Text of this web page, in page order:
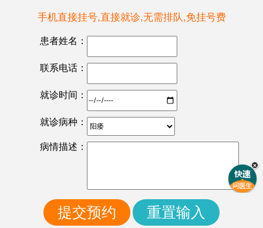
手机直接挂号,直接就诊,无需排队,免挂号费
患者姓名：
联系电话：
就诊时间：
就诊病种：
病情描述：